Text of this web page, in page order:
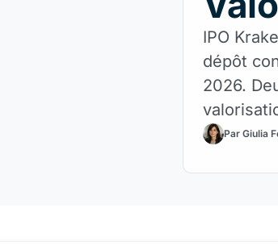
IPO
dépôt
2026.
pour les
Par Giulia